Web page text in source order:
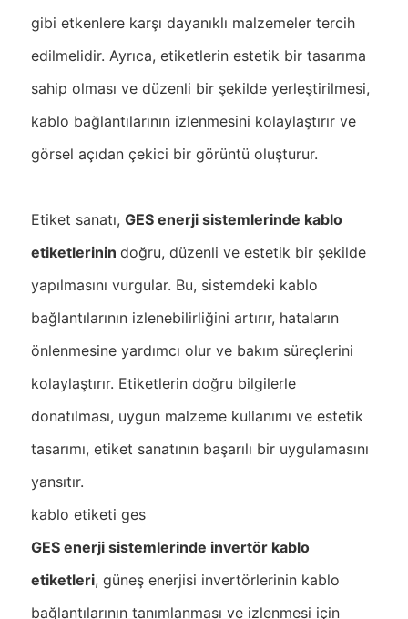
gibi etkenlere karşı dayanıklı malzemeler tercih
edilmelidir. Ayrıca, etiketlerin estetik bir tasarıma
sahip olması ve düzenli bir şekilde yerleştirilmesi,
kablo bağlantılarının izlenmesini kolaylaştırır ve
görsel açıdan çekici bir görüntü oluşturur.
Etiket sanatı, GES enerji sistemlerinde kablo
etiketlerinin doğru, düzenli ve estetik bir şekilde
yapılmasını vurgular. Bu, sistemdeki kablo
bağlantılarının izlenebilirliğini artırır, hataların
önlenmesine yardımcı olur ve bakım süreçlerini
kolaylaştırır. Etiketlerin doğru bilgilerle
donatılması, uygun malzeme kullanımı ve estetik
tasarımı, etiket sanatının başarılı bir uygulamasını
yansıtır.
kablo etiketi ges
GES enerji sistemlerinde invertör kablo
etiketleri, güneş enerjisi invertörlerinin kablo
bağlantılarının tanımlanması ve izlenmesi için